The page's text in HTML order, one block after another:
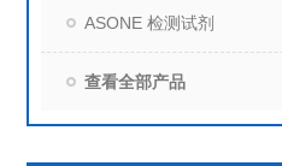
ASONE 检测试剂
查看全部产品